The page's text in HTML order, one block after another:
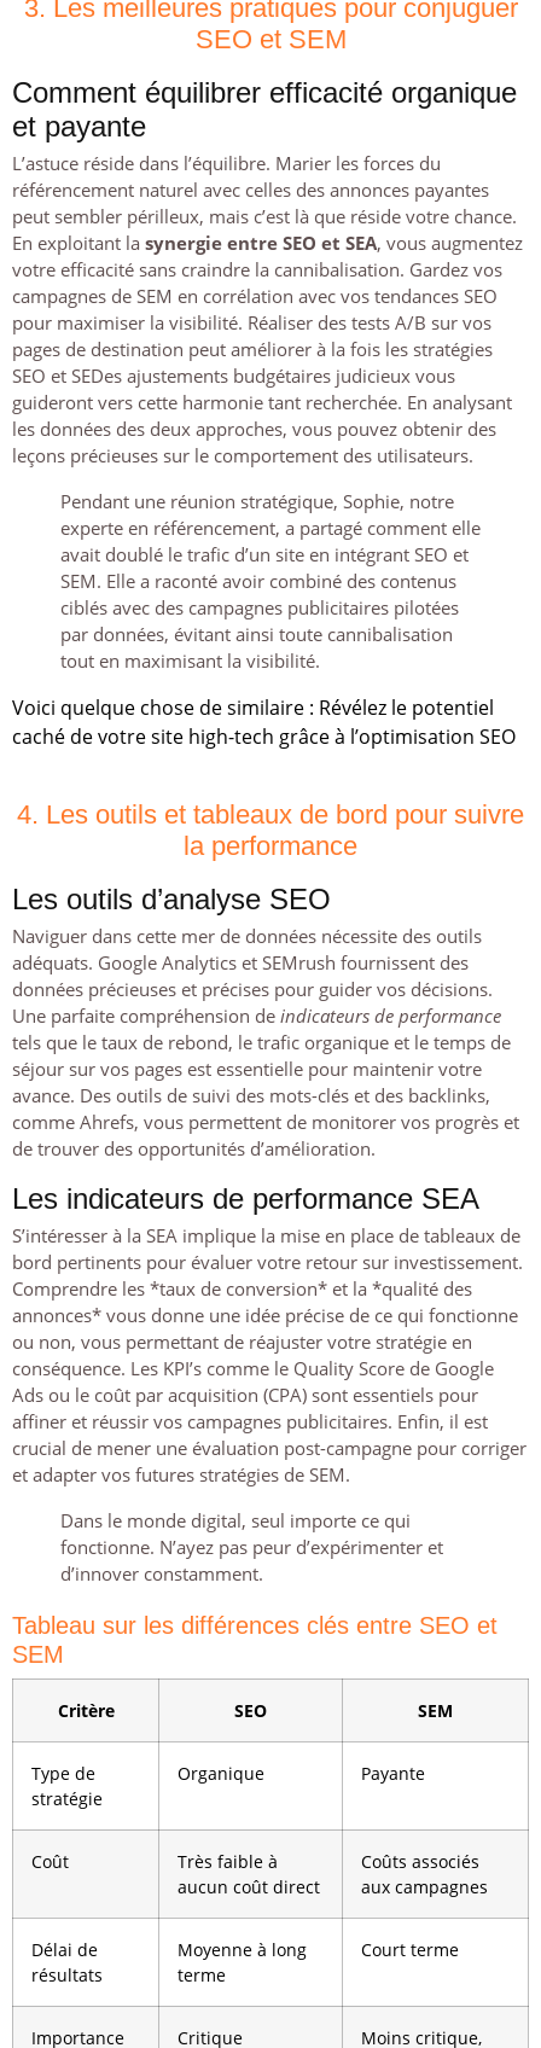
3. Les meilleures pratiques pour conjuguer
SEO et SEM
Comment équilibrer efficacité organique
et payante
L’astuce réside dans l’équilibre. Marier les forces du
référencement naturel avec celles des annonces payantes
peut sembler périlleux, mais c’est là que réside votre chance.
En exploitant la synergie entre SEO et SEA, vous augmentez
votre efficacité sans craindre la cannibalisation. Gardez vos
campagnes de SEM en corrélation avec vos tendances SEO
pour maximiser la visibilité. Réaliser des tests A/B sur vos
pages de destination peut améliorer à la fois les stratégies
SEO et SEDes ajustements budgétaires judicieux vous
guideront vers cette harmonie tant recherchée. En analysant
les données des deux approches, vous pouvez obtenir des
leçons précieuses sur le comportement des utilisateurs.
Pendant une réunion stratégique, Sophie, notre
experte en référencement, a partagé comment elle
avait doublé le trafic d’un site en intégrant SEO et
SEM. Elle a raconté avoir combiné des contenus
ciblés avec des campagnes publicitaires pilotées
par données, évitant ainsi toute cannibalisation
tout en maximisant la visibilité.
Voici quelque chose de similaire : Révélez le potentiel
caché de votre site high-tech grâce à l’optimisation SEO
4. Les outils et tableaux de bord pour suivre
la performance
Les outils d’analyse SEO
Naviguer dans cette mer de données nécessite des outils
adéquats. Google Analytics et SEMrush fournissent des
données précieuses et précises pour guider vos décisions.
Une parfaite compréhension de indicateurs de performance
tels que le taux de rebond, le trafic organique et le temps de
séjour sur vos pages est essentielle pour maintenir votre
avance. Des outils de suivi des mots-clés et des backlinks,
comme Ahrefs, vous permettent de monitorer vos progrès et
de trouver des opportunités d’amélioration.
Les indicateurs de performance SEA
S’intéresser à la SEA implique la mise en place de tableaux de
bord pertinents pour évaluer votre retour sur investissement.
Comprendre les *taux de conversion* et la *qualité des
annonces* vous donne une idée précise de ce qui fonctionne
ou non, vous permettant de réajuster votre stratégie en
conséquence. Les KPI’s comme le Quality Score de Google
Ads ou le coût par acquisition (CPA) sont essentiels pour
affiner et réussir vos campagnes publicitaires. Enfin, il est
crucial de mener une évaluation post-campagne pour corriger
et adapter vos futures stratégies de SEM.
Dans le monde digital, seul importe ce qui
fonctionne. N’ayez pas peur d’expérimenter et
d’innover constamment.
Tableau sur les différences clés entre SEO et
SEM
Critère SEO SEM
Type de
stratégie
Organique Payante
Coût
Très faible à
aucun coût direct
Coûts associés
aux campagnes
Délai de
résultats
Moyenne à long
terme
Court terme
Importance
Critique
Moins critique,